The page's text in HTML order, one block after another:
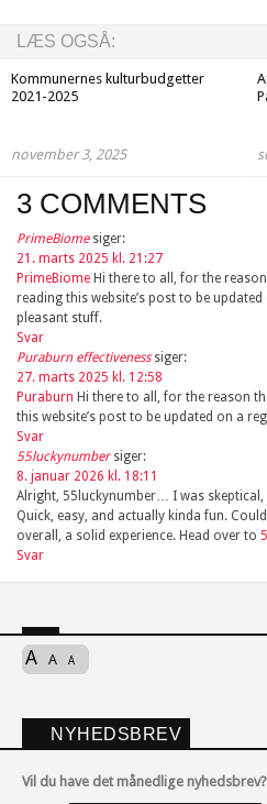
LÆS OGSÅ:
Kommunernes kulturbudgetter
2021-2025
november 3, 2025
3 COMMENTS
PrimeBiome siger:
21. marts 2025 kl. 21:27
PrimeBiome Hi there to all, for the
reading this website’s post to be
pleasant stuff.
Svar
Puraburn effectiveness siger:
27. marts 2025 kl. 12:58
Puraburn Hi there to all, for the reason
this website’s post to be updated on a
Svar
55luckynumber siger:
8. januar 2026 kl. 18:11
Alright, 55luckynumber… I was skeptical,
Quick, easy, and actually kinda fun.
overall, a solid experience. Head over to
Svar
A A A
NYHEDSBREV
Vil du have det månedlige nyhedsbrev?